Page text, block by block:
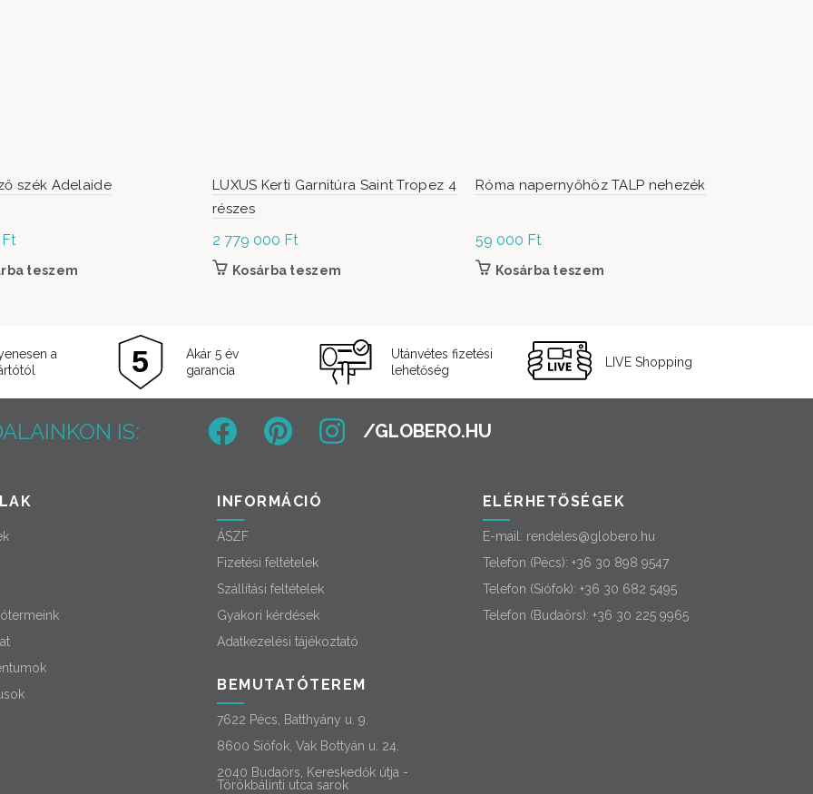
szék Adelaide
Ft
teszem
LUXUS Kerti Garnitúra Saint Tropez 4
részes
2 779 000 Ft
Kosárba teszem
Róma napernyőhöz TALP nehezék
59 000 Ft
Kosárba teszem
a
Akár 5 év
garancia
Utánvétes fizetési
lehetőség
LIVE Shopping
IS:
INFORMÁCIÓ
ÁSZF
Fizetési feltételek
Szállítási feltételek
Gyakori kérdések
Adatkezelési tájékoztató
BEMUTATÓTEREM
7622 Pécs, Batthyány u. 9.
8600 Siófok, Vak Bottyán u. 24.
2040 Budaörs, Kereskedők útja -
Törökbálinti utca sarok
ELÉRHETŐSÉGEK
E-mail: rendeles@globero.hu
Telefon (Pécs): +36 30 898 9547
Telefon (Siófok): +36 30 682 5495
Telefon (Budaörs): +36 30 225 9965